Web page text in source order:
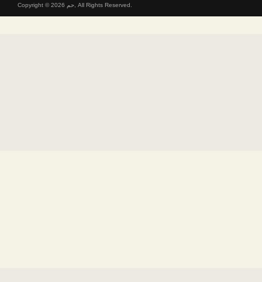
Copyright © 2026 حم, All Rights Reserved.